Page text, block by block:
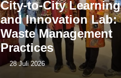
City-to-City Learning
and Innovation Lab:
Waste Management
Practices
28 Juli 2026